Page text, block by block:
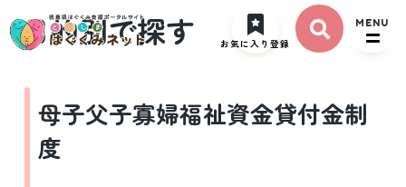
お気に入り登録
MENU
目的別で探す
母子父子寡婦福祉資金貸付金制
度